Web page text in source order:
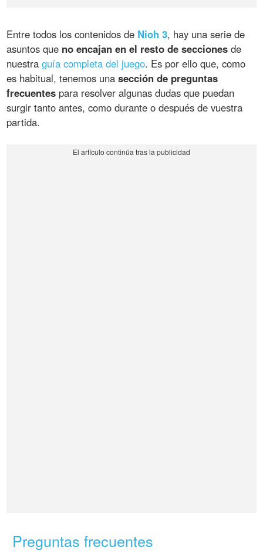
Entre todos los contenidos de Nioh 3, hay una serie de
asuntos que no encajan en el resto de secciones de
nuestraguía completa del juego. Es por ello que, como
es habitual, tenemos unasección de preguntas
frecuentes para resolver algunas dudas que puedan
surgir tanto antes, como durante o después de vuestra
partida.
Preguntas frecuentes